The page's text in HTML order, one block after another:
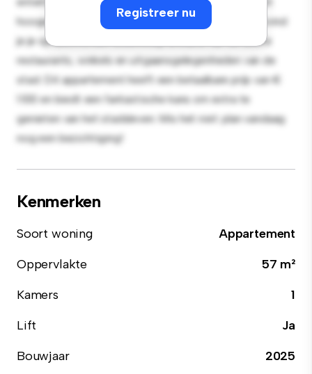
Registreer nu
hoogwaardige apparatuur. Dankzij de toplocatie bevind
je je op slechts een steenworp afstand van de beste
restaurants, winkels en uitgaansgelegenheden van de
stad. Dit appartement heeft een betaalbare prijs van €
1.100 en biedt een fantastische kans om extra te
genieten van het stadsleven. Mis het niet: plan vandaag
nog een bezichtiging!
Kenmerken
Soort woning
Appartement
Oppervlakte
57 m²
Kamers
1
Lift
Ja
Bouwjaar
2025